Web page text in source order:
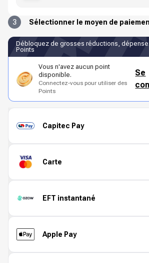
3 Sélectionner le moyen de
Débloquez de grosses réductions,
Points
Vous n'avez aucun point
disponible.
Connectez-vous pour utiliser des
Points
Se
Capitec Pay
Carte
EFT instantané
Apple Pay